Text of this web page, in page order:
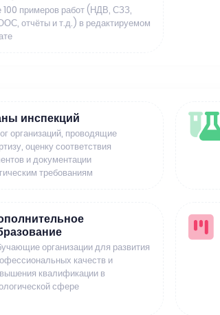
100 примеров работ (НДВ, СЗЗ,
отчёты и т.д.) в редактируемом
инспекций
организаций, проводящие
оценку соответствия
и документации
требованиям
организации для развития
качеств и
квалификации в
сфере